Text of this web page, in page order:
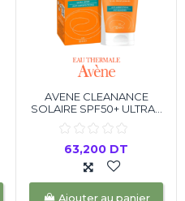
AVENE CLEANANCE
SOLAIRE SPF50+ ULTRA...
63,200 DT
Ajouter au panier